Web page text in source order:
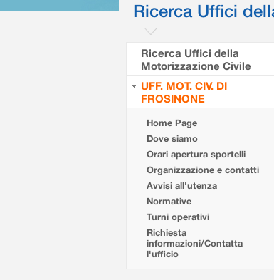
Ricerca Uffici
Ricerca Uffici della
Motorizzazione Civile
UFF. MOT. CIV. DI
FROSINONE
Home Page
Dove siamo
Orari apertura sportelli
Organizzazione e contatti
Avvisi all'utenza
Normative
Turni operativi
Richiesta
informazioni/Contatta
l'ufficio